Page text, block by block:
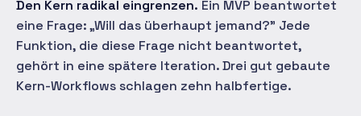
Den Kern radikal eingrenzen. Ein MVP beantwortet
eine Frage: „Will das überhaupt jemand?" Jede
Funktion, die diese Frage nicht beantwortet,
gehört in eine spätere Iteration. Drei gut gebaute
Kern-Workflows schlagen zehn halbfertige.